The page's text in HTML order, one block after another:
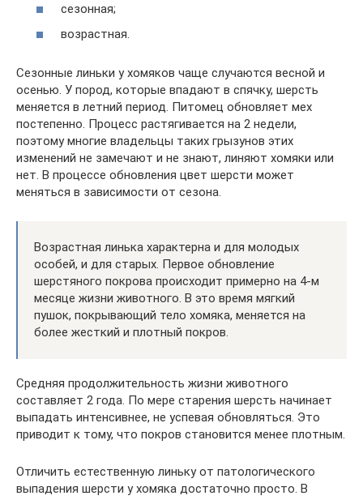
сезонная;
возрастная.
Сезонные линьки у хомяков чаще случаются весной и
осенью. У пород, которые впадают в спячку, шерсть
меняется в летний период. Питомец обновляет мех
постепенно. Процесс растягивается на 2 недели,
поэтому многие владельцы таких грызунов этих
изменений не замечают и не знают, линяют хомяки или
нет. В процессе обновления цвет шерсти может
меняться в зависимости от сезона.
Возрастная линька характерна и для молодых
особей, и для старых. Первое обновление
шерстяного покрова происходит примерно на 4-м
месяце жизни животного. В это время мягкий
пушок, покрывающий тело хомяка, меняется на
более жесткий и плотный покров.
Средняя продолжительность жизни животного
составляет 2 года. По мере старения шерсть начинает
выпадать интенсивнее, не успевая обновляться. Это
приводит к тому, что покров становится менее плотным.
Отличить естественную линьку от патологического
выпадения шерсти у хомяка достаточно просто. В